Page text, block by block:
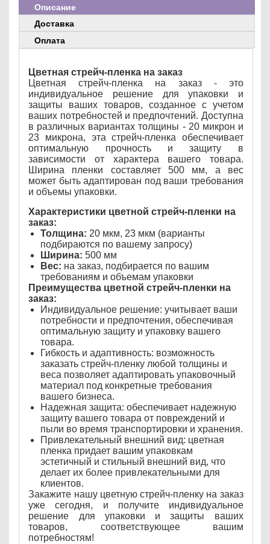
Описание
Доставка
Оплата
Цветная стрейч-пленка на заказ
Цветная стрейч-пленка на заказ - это
индивидуальное решение для упаковки и
защиты ваших товаров, созданное с учетом
ваших потребностей и предпочтений. Доступна
в различных вариантах толщины - 20 микрон и
23 микрона, эта стрейч-пленка обеспечивает
оптимальную прочность и защиту в
зависимости от характера вашего товара.
Ширина пленки составляет 500 мм, а вес
может быть адаптирован под ваши требования
и объемы упаковки.
Характеристики цветной стрейч-пленки на
заказ:
Толщина: 20 мкм, 23 мкм (варианты
подбираются по вашему запросу)
Ширина: 500 мм
Вес: на заказ, подбирается по вашим
требованиям и объемам упаковки
Преимущества цветной стрейч-пленки на
заказ:
Индивидуальное решение: учитывает ваши
потребности и предпочтения, обеспечивая
оптимальную защиту и упаковку вашего
товара.
Гибкость и адаптивность: возможность
заказать стрейч-пленку любой толщины и
веса позволяет адаптировать упаковочный
материал под конкретные требования
вашего бизнеса.
Надежная защита: обеспечивает надежную
защиту вашего товара от повреждений и
пыли во время транспортировки и хранения.
Привлекательный внешний вид: цветная
пленка придает вашим упаковкам
эстетичный и стильный внешний вид, что
делает их более привлекательными для
клиентов.
Закажите нашу цветную стрейч-пленку на заказ
уже сегодня, и получите индивидуальное
решение для упаковки и защиты ваших
товаров, соответствующее вашим
потребностям!